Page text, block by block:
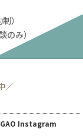
）
み）
／
Instagram